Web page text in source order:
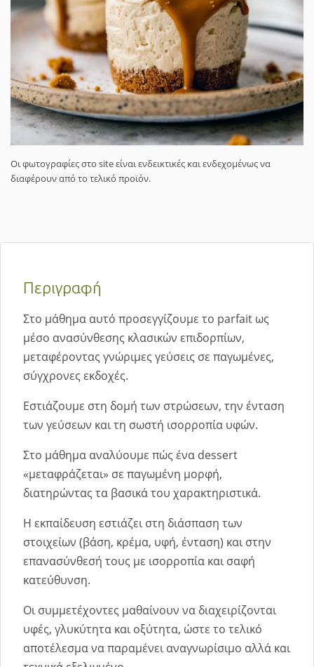
Οι φωτογραφίες στο site είναι ενδεικτικές και ενδεχομένως να
διαφέρουν από το τελικό προϊόν.
Περιγραφή
Στο μάθημα αυτό προσεγγίζουμε το parfait ως
μέσο ανασύνθεσης κλασικών επιδορπίων,
μεταφέροντας γνώριμες γεύσεις σε παγωμένες,
σύγχρονες εκδοχές.
Εστιάζουμε στη δομή των στρώσεων, την ένταση
των γεύσεων και τη σωστή ισορροπία υφών.
Στο μάθημα αναλύουμε πώς ένα dessert
«μεταφράζεται» σε παγωμένη μορφή,
διατηρώντας τα βασικά του χαρακτηριστικά.
Η εκπαίδευση εστιάζει στη διάσπαση των
στοιχείων (βάση, κρέμα, υφή, ένταση) και στην
επανασύνθεσή τους με ισορροπία και σαφή
κατεύθυνση.
Οι συμμετέχοντες μαθαίνουν να διαχειρίζονται
υφές, γλυκύτητα και οξύτητα, ώστε το τελικό
αποτέλεσμα να παραμένει αναγνωρίσιμο αλλά και